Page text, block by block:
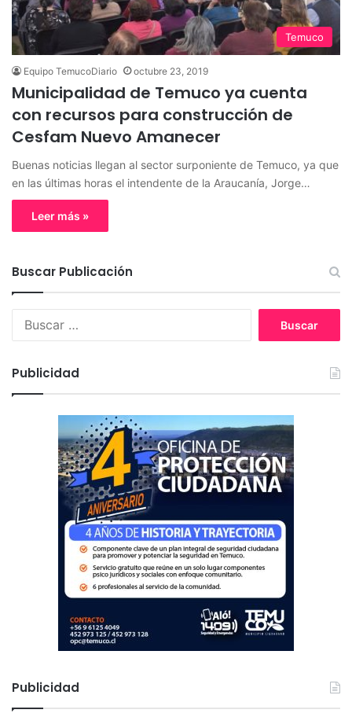
Temuco
Equipo TemucoDiario octubre 23, 2019
Municipalidad de Temuco ya cuenta
con recursos para construcción de
Cesfam Nuevo Amanecer
Buenas noticias llegan al sector surponiente de Temuco, ya que
en las últimas horas el intendente de la Araucanía, Jorge…
Leer más »
Buscar Publicación
:
Publicidad
Publicidad